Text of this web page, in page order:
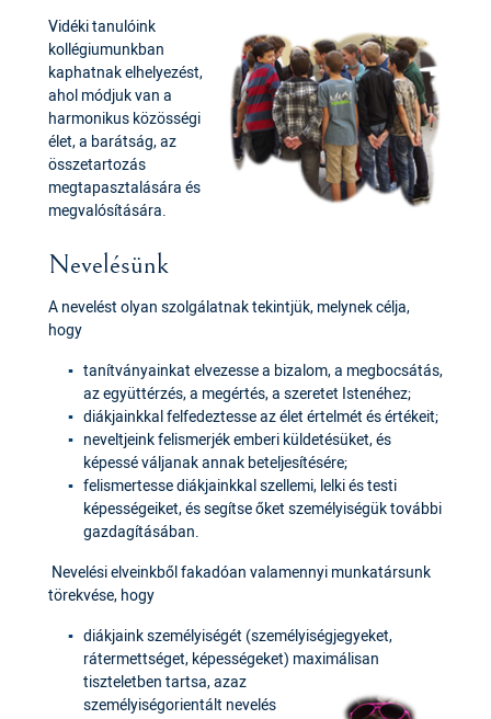
Vidéki tanulóink
kollégiumunkban
kaphatnak elhelyezést,
ahol módjuk van a
harmonikus közösségi
élet, a barátság, az
összetartozás
megtapasztalására és
megvalósítására.
Nevelésünk
A nevelést olyan szolgálatnak tekintjük, melynek célja,
hogy
tanítványainkat elvezesse a bizalom, a megbocsátás,
az együttérzés, a megértés, a szeretet Istenéhez;
diákjainkkal felfedeztesse az élet értelmét és értékeit;
neveltjeink felismerjék emberi küldetésüket, és
képessé váljanak annak beteljesítésére;
felismertesse diákjainkkal szellemi, lelki és testi
képességeiket, és segítse őket személyiségük további
gazdagításában.
Nevelési elveinkből fakadóan valamennyi munkatársunk
törekvése, hogy
diákjaink személyiségét (személyiségjegyeket,
rátermettséget, képességeket) maximálisan
tiszteletben tartsa, azaz
személyiségorientált nevelés